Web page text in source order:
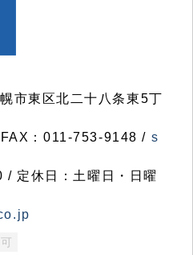
市東区北二十八条東5丁
：011-753-9148 / s
定休日：土曜日・日曜